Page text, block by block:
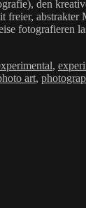
den
abstrakter
fotografieren
,
art,